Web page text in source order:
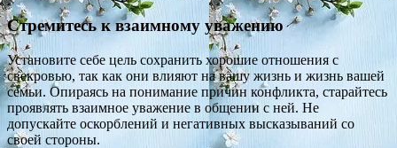
Стремитесь к взаимному уважению
Установите себе цель сохранить хорошие отношения с
свекровью, так как они влияют на вашу жизнь и жизнь вашей
семьи. Опираясь на понимание причин конфликта, старайтесь
проявлять взаимное уважение в общении с ней. Не
допускайте оскорблений и негативных высказываний со
своей стороны.